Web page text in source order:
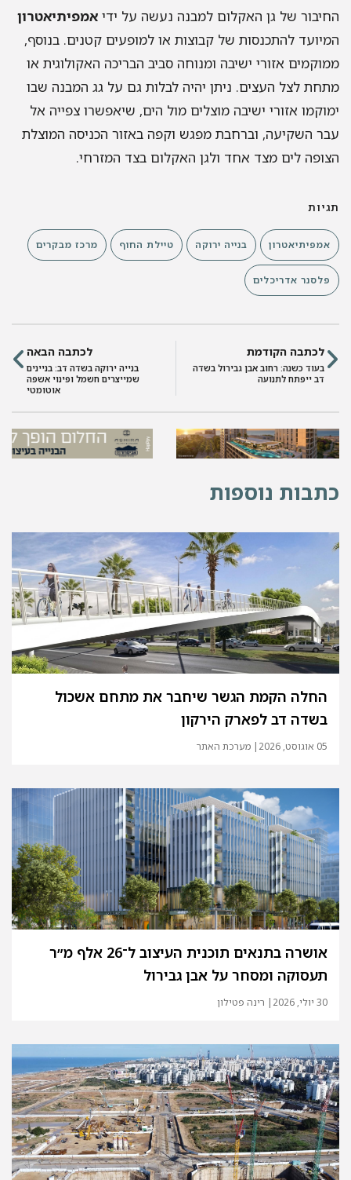
החיבור של גן האקלום למבנה נעשה על ידי אמפיתיאטרון
המיועד להתכנסות של קבוצות או למופעים קטנים. בנוסף,
ממוקמים אזורי ישיבה ומנוחה סביב הבריכה האקולוגית או
מתחת לצל העצים. ניתן יהיה לבלות גם על גג המבנה שבו
ימוקמו אזורי ישיבה מוצלים מול הים, שיאפשרו צפייה אל
עבר השקיעה, וברחבת מפגש וקפה באזור הכניסה המוצלת
הצופה לים מצד אחד ולגן האקלום בצד המזרחי.
תגיות
אמפיתיאטרון בנייה ירוקה טיילת החוף מרכז מבקרים
פלסנר אדריכלים
לכתבה הקודמת
בעוד כשנה: רחוב אבן גבירול בשדה
דב ייפתח לתנועה
לכתבה הבאה
בנייה ירוקה בשדה דב: בניינים
שמייצרים חשמל ופינוי אשפה
אוטומטי
כתבות נוספות
החלה הקמת הגשר שיחבר את מתחם אשכול
בשדה דב לפארק הירקון
05 אוגוסט, 2026 | מערכת האתר
אושרה בתנאים תוכנית העיצוב ל־26 אלף מ״ר
תעסוקה ומסחר על אבן גבירול
30 יולי, 2026 | רינה פטילון